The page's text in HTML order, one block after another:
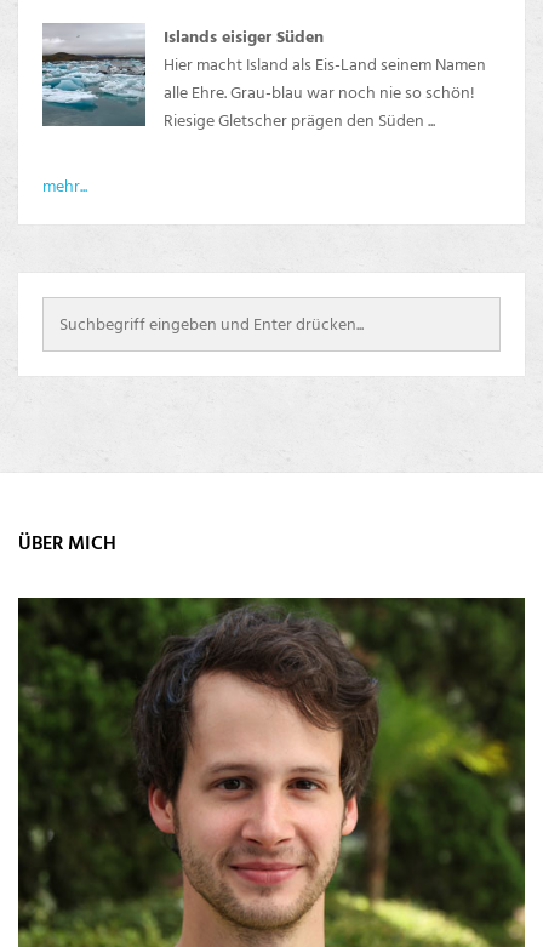
Islands eisiger Süden
Hier macht Island als Eis-Land seinem Namen
alle Ehre. Grau-blau war noch nie so schön!
Riesige Gletscher prägen den Süden ...
mehr...
ÜBER MICH